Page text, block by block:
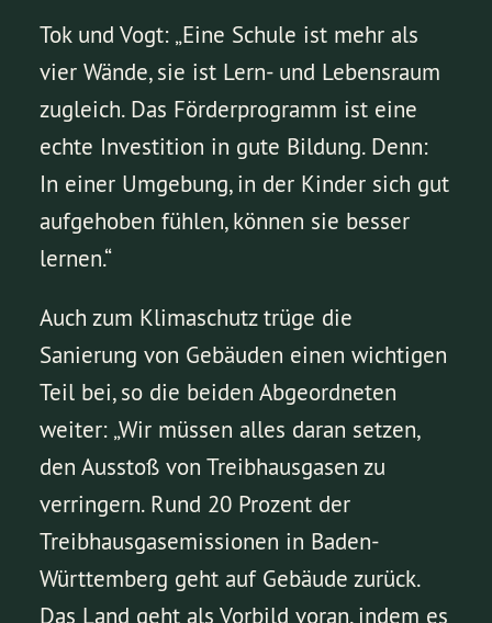
Tok und Vogt: „Eine Schule ist mehr als
vier Wände, sie ist Lern- und Lebensraum
zugleich. Das Förderprogramm ist eine
echte Investition in gute Bildung. Denn:
In einer Umgebung, in der Kinder sich gut
aufgehoben fühlen, können sie besser
lernen.“
Auch zum Klimaschutz trüge die
Sanierung von Gebäuden einen wichtigen
Teil bei, so die beiden Abgeordneten
weiter: „Wir müssen alles daran setzen,
den Ausstoß von Treibhausgasen zu
verringern. Rund 20 Prozent der
Treibhausgasemissionen in Baden-
Württemberg geht auf Gebäude zurück.
Das Land geht als Vorbild voran, indem es